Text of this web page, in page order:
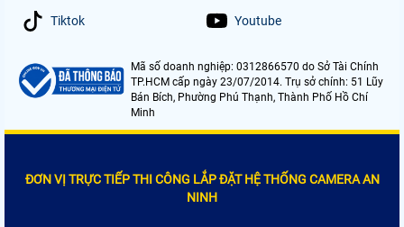
Tiktok Youtube
Mã số doanh nghiệp: 0312866570 do Sở Tài Chính
TP.HCM cấp ngày 23/07/2014. Trụ sở chính: 51 Lũy
Bán Bích, Phường Phú Thạnh, Thành Phố Hồ Chí
Minh
ĐƠN VỊ TRỰC TIẾP THI CÔNG LẮP ĐẶT HỆ THỐNG CAMERA AN
NINH